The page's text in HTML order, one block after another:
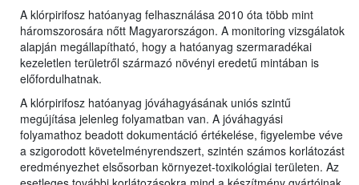
A klórpirifosz hatóanyag felhasználása 2010 óta több mint
háromszorosára nőtt Magyarországon. A monitoring vizsgálatok
alapján megállapítható, hogy a hatóanyag szermaradékai
kezeletlen területről származó növényi eredetű mintában is
előfordulhatnak.
A klórpirifosz hatóanyag jóváhagyásának uniós szintű
megújítása jelenleg folyamatban van. A jóváhagyási
folyamathoz beadott dokumentáció értékelése, figyelembe véve
a szigorodott követelményrendszert, szintén számos korlátozást
eredményezhet elsősorban környezet-toxikológiai területen. Az